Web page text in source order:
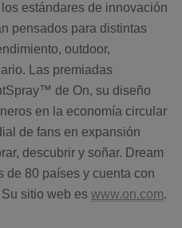
estándares de innovación
pensados para distintas
outdoor,
Las premiadas
de On, su diseño
en la economía circular
de fans en expansión
descubrir y soñar. Dream
de 80 países y cuenta con
sitio web es www.on.com.